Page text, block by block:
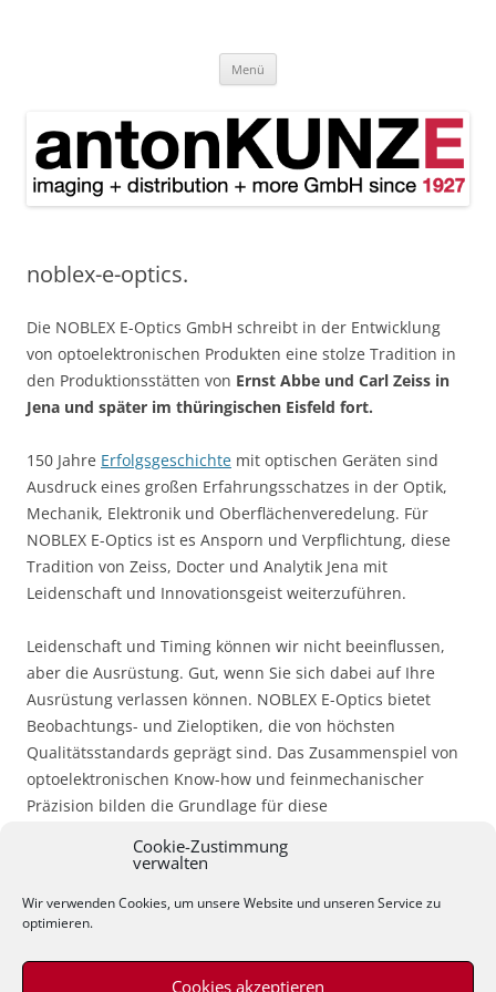
Cookie-Zustimmung
verwalten
Wir verwenden Cookies, um unsere Website und unseren Service zu
optimieren.
Cookies akzeptieren
Menü
noblex-e-optics.
Die NOBLEX E-Optics GmbH schreibt in der Entwicklung
von optoelektronischen Produkten eine stolze Tradition in
den Produktionsstätten von Ernst Abbe und Carl Zeiss in
Jena und später im thüringischen Eisfeld fort.
150 Jahre Erfolgsgeschichte mit optischen Geräten sind
Ausdruck eines großen Erfahrungsschatzes in der Optik,
Mechanik, Elektronik und Oberflächenveredelung. Für
NOBLEX E-Optics ist es Ansporn und Verpflichtung, diese
Tradition von Zeiss, Docter und Analytik Jena mit
Leidenschaft und Innovationsgeist weiterzuführen.
Leidenschaft und Timing können wir nicht beeinflussen,
aber die Ausrüstung. Gut, wenn Sie sich dabei auf Ihre
Ausrüstung verlassen können. NOBLEX E-Optics bietet
Beobachtungs- und Zieloptiken, die von höchsten
Qualitätsstandards geprägt sind. Das Zusammenspiel von
optoelektronischen Know-how und feinmechanischer
Präzision bilden die Grundlage für diese